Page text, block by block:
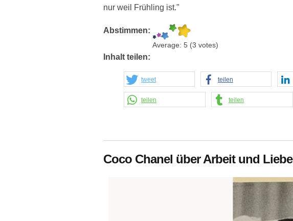
nur weil Frühling ist."
Abstimmen:
Average: 5 (3 votes)
Inhalt teilen:
tweet teilen
teilen teilen
Coco Chanel über Arbeit und Liebe